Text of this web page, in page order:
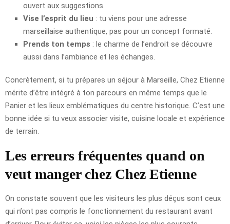
ouvert aux suggestions.
Vise l’esprit du lieu : tu viens pour une adresse
marseillaise authentique, pas pour un concept formaté.
Prends ton temps : le charme de l’endroit se découvre
aussi dans l’ambiance et les échanges.
Concrètement, si tu prépares un séjour à Marseille, Chez Etienne
mérite d’être intégré à ton parcours en même temps que le
Panier et les lieux emblématiques du centre historique. C’est une
bonne idée si tu veux associer visite, cuisine locale et expérience
de terrain.
Les erreurs fréquentes quand on
veut manger chez Chez Etienne
On constate souvent que les visiteurs les plus déçus sont ceux
qui n’ont pas compris le fonctionnement du restaurant avant